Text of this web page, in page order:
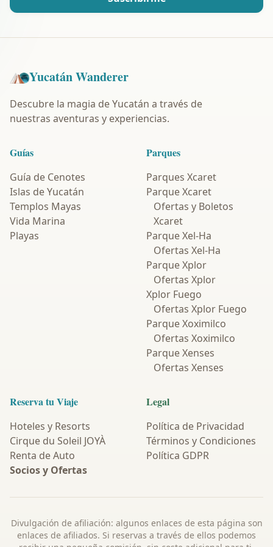
Yucatán Wanderer
Descubre la magia de Yucatán a través de
nuestras aventuras y experiencias.
Guías
Guía de Cenotes
Islas de Yucatán
Templos Mayas
Vida Marina
Playas
Parques
Parques Xcaret
Parque Xcaret
Ofertas y Boletos
Xcaret
Parque Xel-Ha
Ofertas Xel-Ha
Parque Xplor
Ofertas Xplor
Xplor Fuego
Ofertas Xplor Fuego
Parque Xoximilco
Ofertas Xoximilco
Parque Xenses
Ofertas Xenses
Reserva tu Viaje
Hoteles y Resorts
Cirque du Soleil JOYÀ
Renta de Auto
Socios y Ofertas
Legal
Política de Privacidad
Términos y Condiciones
Política GDPR
Divulgación de afiliación: algunos enlaces de esta página son
enlaces de afiliados. Si reservas a través de ellos podemos